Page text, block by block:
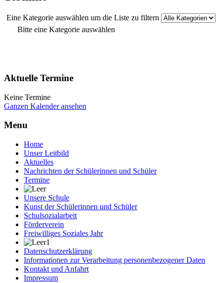
Eine Kategorie auswählen um die Liste zu filtern
Bitte eine Kategorie auswählen
Aktuelle Termine
Keine Termine
Ganzen Kalender ansehen
Menu
Home
Unser Leitbild
Aktuelles
Nachrichten der Schülerinnen und Schüler
Termine
Unsere Schule
Kunst der Schülerinnen und Schüler
Schulsozialarbeit
Förderverein
Freiwilliges Soziales Jahr
Datenschutzerklärung
Informationen zur Verarbeitung personenbezogener Daten
Kontakt und Anfahrt
Impressum